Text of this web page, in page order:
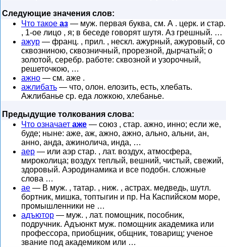
Следующие значения слов:
Что такое аз — муж. первая буква, см. А . церк. и стар.
, 1-ое лицо , я; в беседе говорят шутя. Аз грешный. …
ажур — франц. , прил. , нескл. ажурный, ажуровый, со
сквозниною, сквозничный, прорезной, дырчатый; о
золотой, серебр. работе: сквозной и узорочный,
решеточкою, …
ажно — см. аже .
ажлибать — что, олон. елозить, есть, хлебать.
Ажлибанье ср. еда ложкою, хлебанье.
Предыдущие толкования слова:
Что означает аже — союз , стар. ажно, инно; если же,
буде; ныне: аже, аж, ажно, ажно, ально, альни, ан,
анно, анда, ажинолича, инда, …
аер — или аэр стар. , лат. воздух, атмосфера,
мироколица; воздух теплый, вешний, чистый, свежий,
здоровый. Аэродинамика и все подобн. сложные
слова …
ае — В муж. , татар. , ниж. , астрах. медведь, шутл.
бортник, мишка, топтыгин и пр. На Каспийском море,
промышленники не …
адъютор — муж. , лат. помощник, пособник,
подручник. Адъюнкт муж. помощник академика или
профессора, приобщник, общник, товарищ; ученое
звание под академиком или …